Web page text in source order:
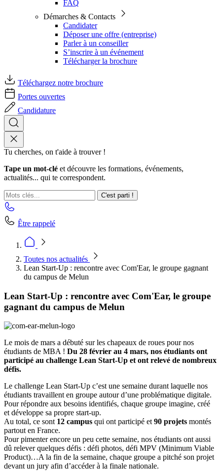
FAQ
Démarches & Contacts
Candidater
Déposer une offre (entreprise)
Parler à un conseiller
S’inscrire à un événement
Télécharger la brochure
Téléchargez notre brochure
Portes ouvertes
Candidature
Tu cherches, on t'aide à trouver !
Tape un mot-clé et découvre les formations, événements,
actualités... qui te correspondent.
C'est parti !
Être rappelé
Toutes nos actualités
Lean Start-Up : rencontre avec Com'Ear, le groupe gagnant
du campus de Melun
Lean Start-Up : rencontre avec Com'Ear, le groupe
gagnant du campus de Melun
Le mois de mars a débuté sur les chapeaux de roues pour nos
étudiants de MBA ! Du 28 février au 4 mars, nos étudiants ont
participé au challenge Lean Start-Up et ont relevé de nombreux
défis.
Le challenge Lean Start-Up c’est une semaine durant laquelle nos
étudiants travaillent en groupe autour d’une problématique digitale.
Pour répondre aux besoins identifiés, chaque groupe imagine, créé
et développe sa propre start-up.
Au total, ce sont 12 campus qui ont participé et90 projets montés
partout en France.
Pour pimenter encore un peu cette semaine, nos étudiants ont aussi
dû relever quelques défis : défi photos, défi MPV (Minimum Viable
Product)…A la fin de la semaine, chaque groupe a pitché son projet
devant un jury afin d’accéder à la finale nationale.